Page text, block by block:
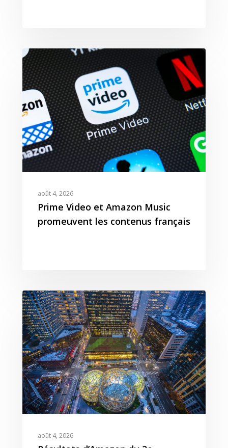
août 4, 2026
Prime Video et Amazon Music
promeuvent les contenus français
août 4, 2026